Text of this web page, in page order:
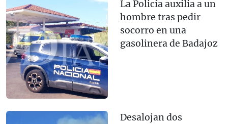
La Policía auxilia a un
hombre tras pedir
socorro en una
gasolinera de Badajoz
Desalojan dos